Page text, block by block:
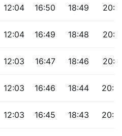
12:04 16:50 18:49
12:04 16:49 18:48
12:03 16:47 18:46
12:03 16:46 18:44
12:03 16:45 18:43